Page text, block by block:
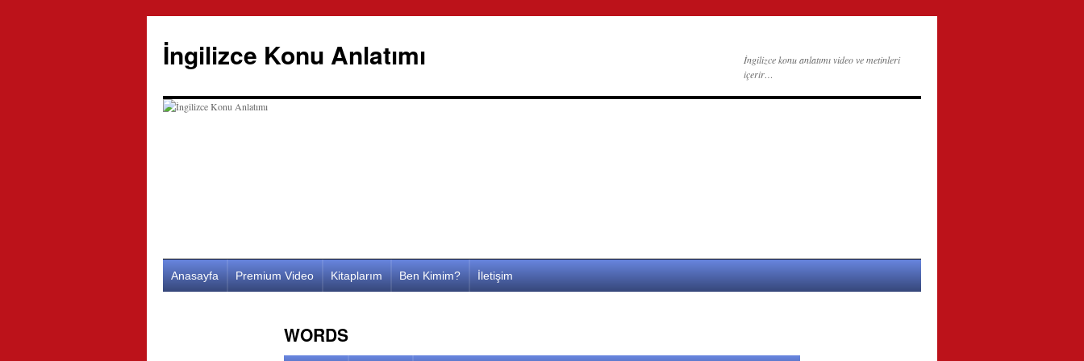
İngilizce Konu Anlatımı
İngilizce konu anlatımı video ve metinleri
içerir…
İçeriğe
Anasayfa Premium Video Kitaplarım Ben Kimim? İletişim
WORDS